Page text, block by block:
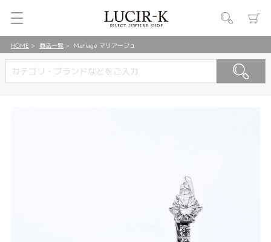
HOME 商品一覧 Mariage マリアージュ